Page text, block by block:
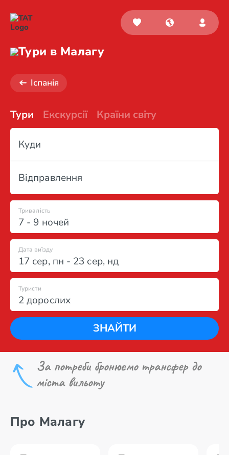
Тури в Малагу
Іспанія
Тури Екскурсії Країни світу
Куди
Відправлення
7 - 9 ночей
Тривалість
Дата виїзду
17 сер, пн - 23 сер, нд
2 дорослих
Туристи
ЗНАЙТИ
За потреби бронюємо трансфер до
міста вильоту
Про Малагу